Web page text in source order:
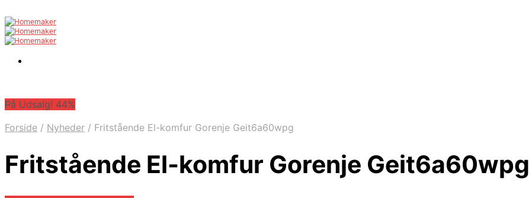
På Udsalg! 44%
Forside / Nyheder / Fritstående El-komfur Gorenje Geit6a60wpg
Fritstående El-komfur Gorenje Geit6a60wpg